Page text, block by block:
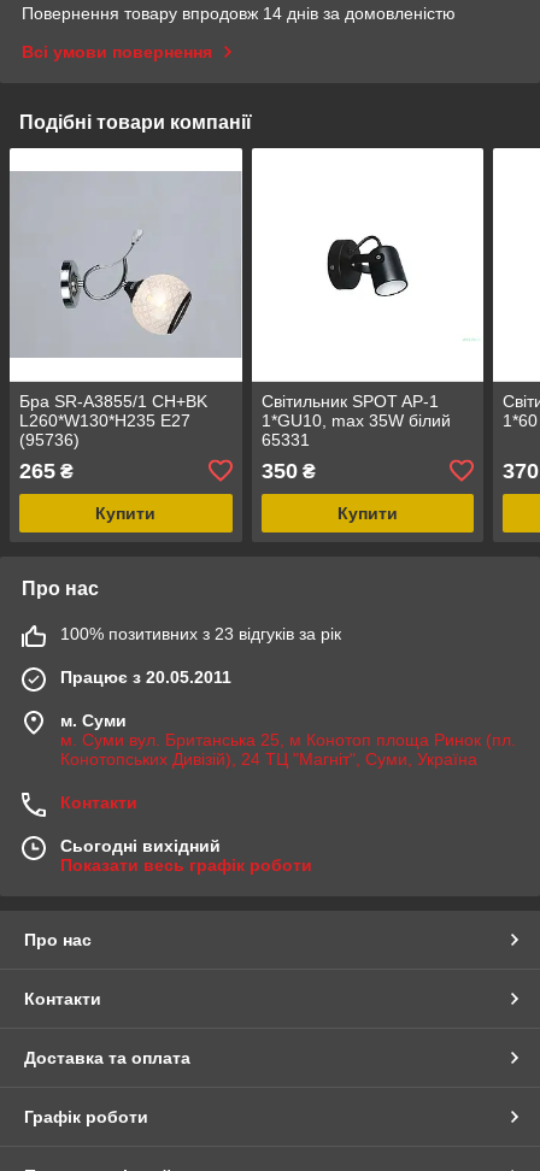
Повернення товару впродовж 14 днів за домовленістю
Всі умови повернення
Подібні товари компанії
Бра SR-A3855/1 CH+BK
L260*W130*H235 E27
(95736)
265 ₴
Купити
Світильник SPOT AP-1
1*GU10, max 35W білий
65331
350₴
Купити
370
Про нас
100% позитивних з 23 відгуків за рік
Працює з 20.05.2011
м. Суми
м. Суми вул. Британська 25, м Конотоп площа Ринок (пл.
Конотопських Дивізій), 24 ТЦ "Магніт", Суми, Україна
Контакти
Сьогодні вихідний
Показати весь графік роботи
Про нас
Контакти
Доставка та оплата
Графік роботи